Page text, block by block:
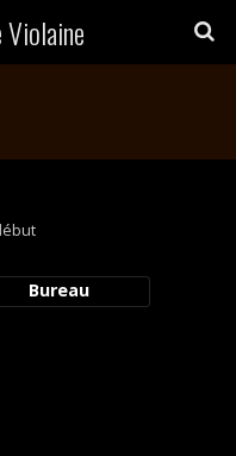
Violaine
Bureau